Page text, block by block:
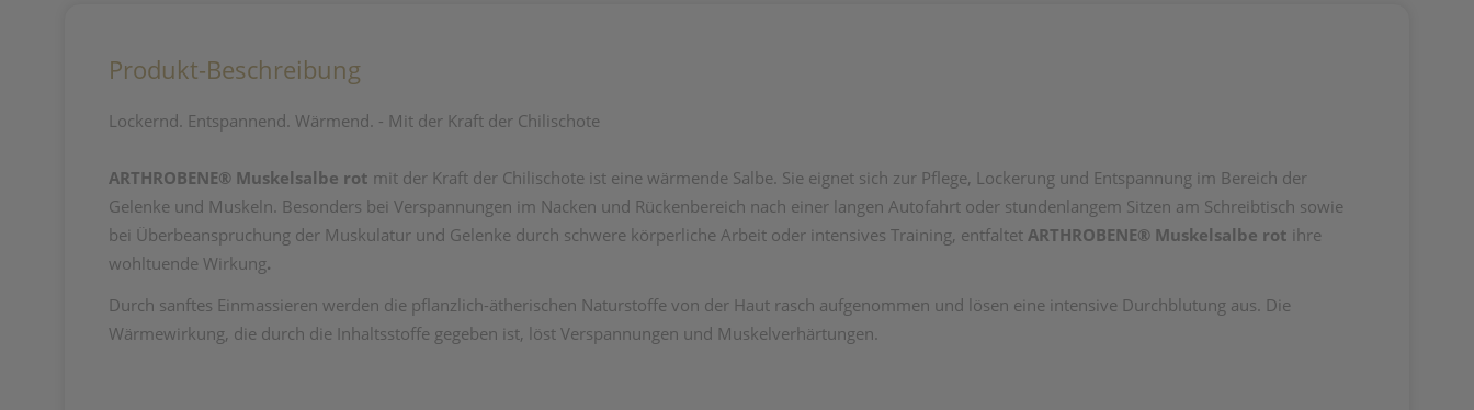
Produkt-Beschreibung
Lockernd. Entspannend. Wärmend. - Mit der Kraft der Chilischote
ARTHROBENE® Muskelsalbe rot mit der Kraft der Chilischote ist eine wärmende Salbe. Sie eignet sich zur Pflege, Lockerung und Entspannung im Bereich der
Gelenke und Muskeln. Besonders bei Verspannungen im Nacken und Rückenbereich nach einer langen Autofahrt oder stundenlangem Sitzen am Schreibtisch sowie
bei Überbeanspruchung der Muskulatur und Gelenke durch schwere körperliche Arbeit oder intensives Training, entfaltet ARTHROBENE® Muskelsalbe rot ihre
wohltuende Wirkung.
Durch sanftes Einmassieren werden die pflanzlich-ätherischen Naturstoffe von der Haut rasch aufgenommen und lösen eine intensive Durchblutung aus. Die
Wärmewirkung, die durch die Inhaltsstoffe gegeben ist, löst Verspannungen und Muskelverhärtungen.